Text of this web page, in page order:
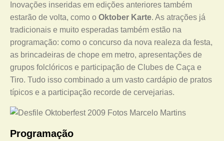
Inovações inseridas em edições anteriores também
estarão de volta, como o Oktober Karte. As atrações já
tradicionais e muito esperadas também estão na
programação: como o concurso da nova realeza da festa,
as brincadeiras de chope em metro, apresentações de
grupos folclóricos e participação de Clubes de Caça e
Tiro. Tudo isso combinado a um vasto cardápio de pratos
típicos e a participação recorde de cervejarias.
Programação